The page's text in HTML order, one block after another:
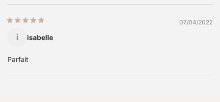
07/04/2022
i isabelle
Parfait